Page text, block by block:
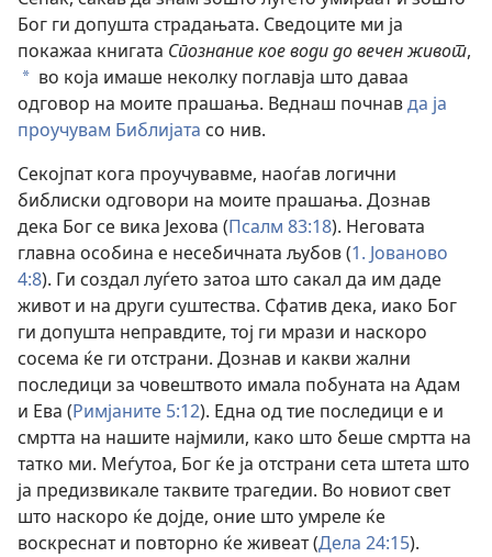
Бог ги допушта страдањата. Сведоците ми ја
покажаа книгата Спознание кое води до вечен живот,
* во која имаше неколку поглавја што даваа
одговор на моите прашања. Веднаш почнавда ја
проучувам Библијата со нив.
Секојпат кога проучувавме, наоѓав логични
библиски одговори на моите прашања. Дознав
дека Бог се вика Јехова (Псалм 83:18). Неговата
главна особина е несебичната љубов (1. Јованово
4:8). Ги создал луѓето затоа што сакал да им даде
живот и на други суштества. Сфатив дека, иако Бог
ги допушта неправдите, тој ги мрази и наскоро
сосема ќе ги отстрани. Дознав и какви жални
последици за човештвото имала побуната на Адам
и Ева (Римјаните 5:12). Една од тие последици е и
смртта на нашите најмили, како што беше смртта на
татко ми. Меѓутоа, Бог ќе ја отстрани сета штета што
ја предизвикале таквите трагедии. Во новиот свет
што наскоро ќе дојде, оние што умреле ќе
воскреснат и повторно ќе живеат (Дела 24:15).